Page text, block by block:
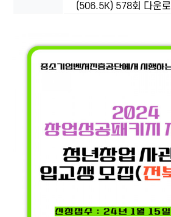
(506.5K) 578회 다운